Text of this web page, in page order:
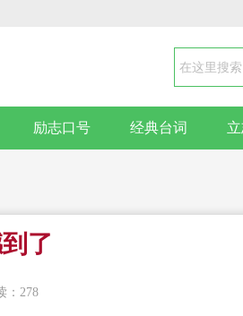
励志口号 经典台词
了
：278